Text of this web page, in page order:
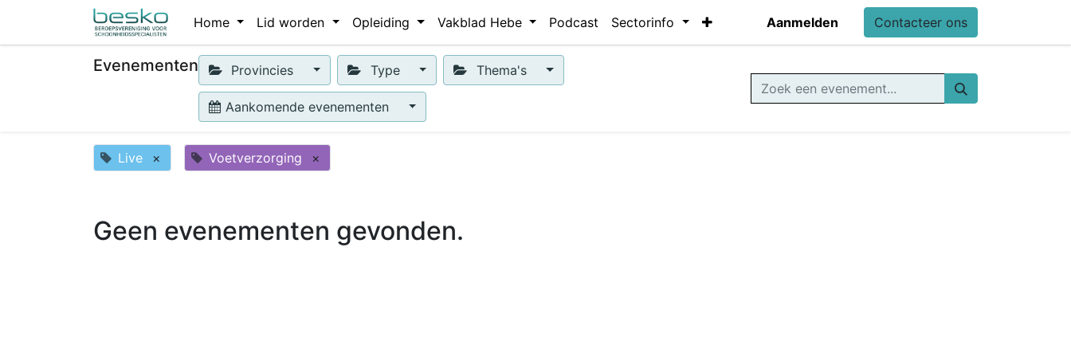
Home Lid worden Opleiding Vakblad Hebe Podcast Sectorinfo Aanmelden Contacteer ons
Evenementen Provincies Type Thema's
Aankomende evenementen
Live × Voetverzorging ×
Geen evenementen gevonden.